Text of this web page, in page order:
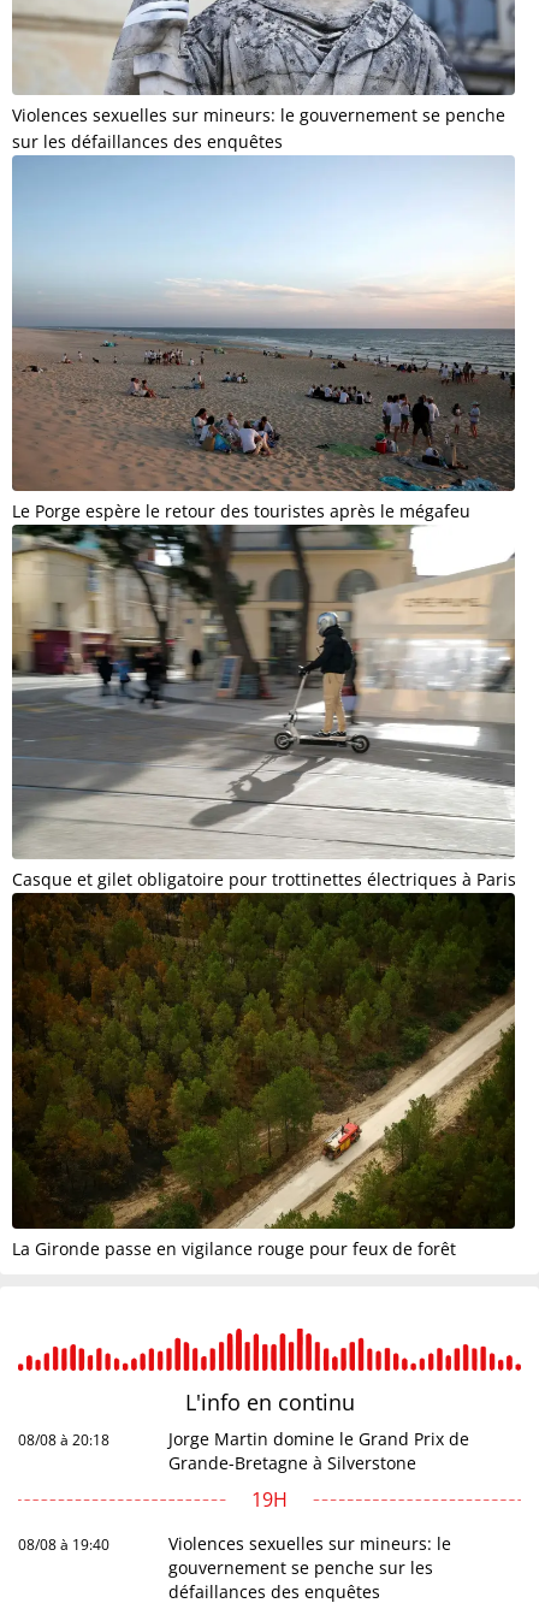
Violences sexuelles sur mineurs: le gouvernement se penche
sur les défaillances des enquêtes
Le Porge espère le retour des touristes après le mégafeu
Casque et gilet obligatoire pour trottinettes électriques à Paris
La Gironde passe en vigilance rouge pour feux de forêt
L'info en continu
08/08 à 20:18
Jorge Martin domine le Grand Prix de
Grande-Bretagne à Silverstone
19H
08/08 à 19:40
Violences sexuelles sur mineurs: le
gouvernement se penche sur les
défaillances des enquêtes